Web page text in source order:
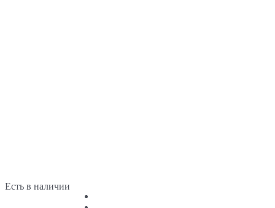
Есть в наличии